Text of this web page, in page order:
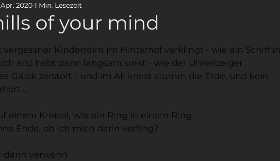
of your mind
Apr. 2020 1 Min. Lesezeit
bewertet.
vergessner Kinderreim im Hinterhof verklingt - wie ein Schiff in
erst hebt dann langsam sinkt - wie der Uhrenzeiger
Glück zerstört - und im All kreist stumm die Erde, und kein
...
einem Kreisel, wie ein Ring in einem Ring
Ende, ob ich mich darin verfing?
dann verwehn